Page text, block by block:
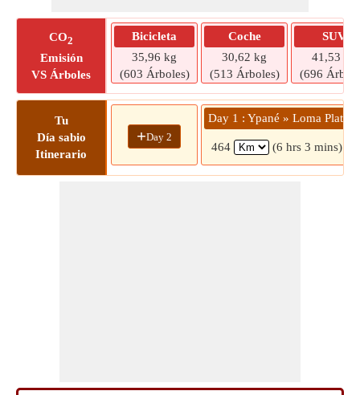
CO2
Emisión
VS Árboles
Bicicleta
35,96 kg
(603 Árboles)
Coche
30,62 kg
(513 Árboles)
SUV
41,53 kg
(696
Tu
Día sabio
Itinerario
+Day 2
Day 1 : Ypané » Loma Plata
464 (6 hrs 3 mins)